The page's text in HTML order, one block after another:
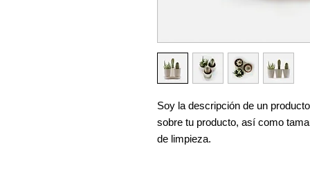
Soy la descripción de un
sobre tu producto, así como
de limpieza.